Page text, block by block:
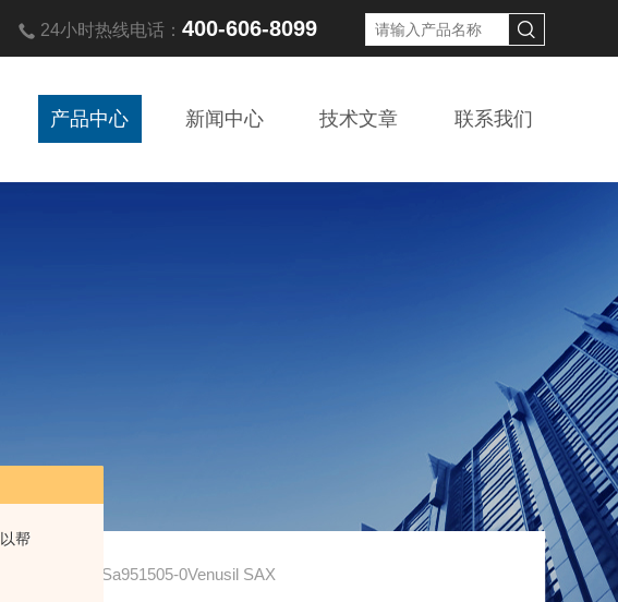
帮
24小时热线电话： 400-606-8099
产品中心 新闻中心 技术文章 联系我们
/ VSa951505-0Venusil SAX